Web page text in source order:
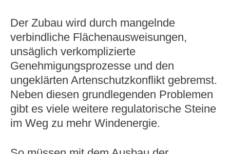
Der Zubau wird durch mangelnde
verbindliche Flächenausweisungen,
unsäglich verkomplizierte
Genehmigungsprozesse und den
ungeklärten Artenschutzkonflikt gebremst.
Neben diesen grundlegenden Problemen
gibt es viele weitere regulatorische Steine
im Weg zu mehr Windenergie.